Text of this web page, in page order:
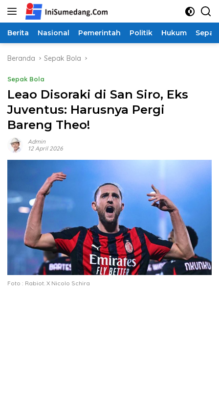
Langsung
Berita Nasional Pemerintah Politik Hukum
Beranda Sepak Bola
Sepak Bola
Leao Disoraki di San Siro, Eks
Juventus: Harusnya Pergi
Bareng Theo!
Admin
12 April 2026
Foto : Rabiot. X Nicolo Schira